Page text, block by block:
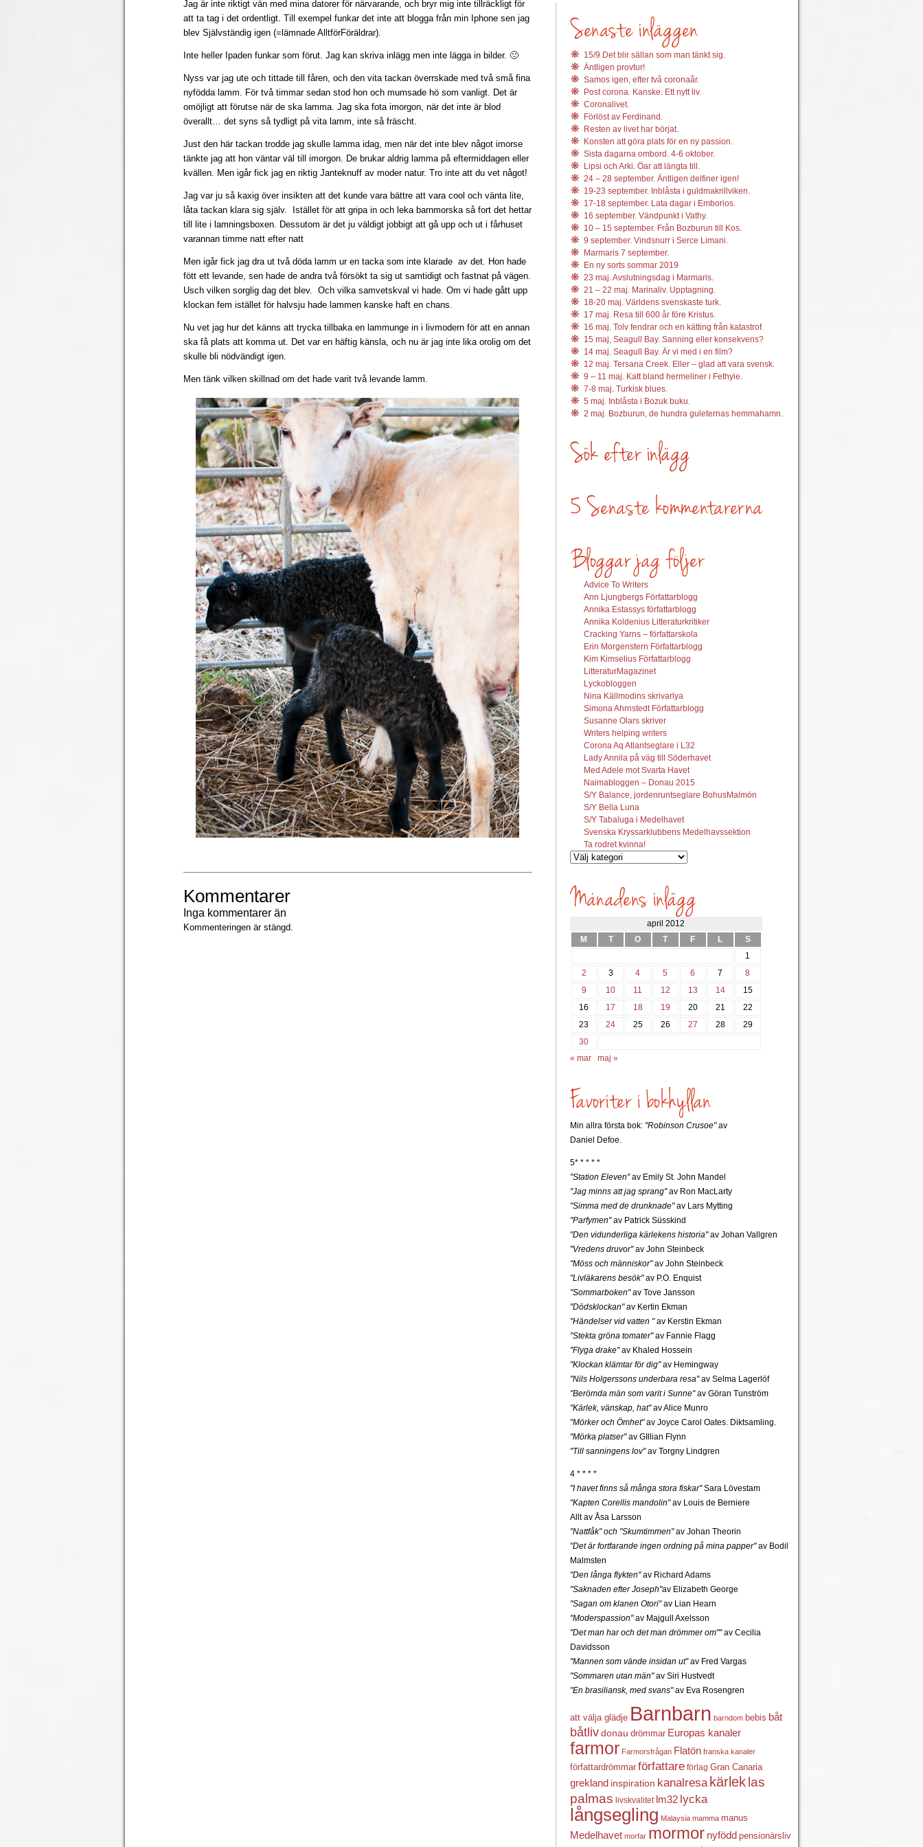
Jag är inte riktigt vän med mina datorer för närvarande, och bryr mig inte tillräckligt för
att ta tag i det ordentligt. Till exempel funkar det inte att blogga från min Iphone sen jag
blev Självständig igen (=lämnade AlltförFöräldrar).
Inte heller Ipaden funkar som förut. Jag kan skriva inlägg men inte lägga in bilder. 🙁
Nyss var jag ute och tittade till fåren, och den vita tackan överrskade med två små fina
nyfödda lamm. För två timmar sedan stod hon och mumsade hö som vanligt. Det är
omöjligt att förutse när de ska lamma. Jag ska fota imorgon, när det inte är blod
överallt… det syns så tydligt på vita lamm, inte så fräscht.
Just den här tackan trodde jag skulle lamma idag, men när det inte blev något imorse
tänkte jag att hon väntar väl till imorgon. De brukar aldrig lamma på eftermiddagen eller
kvällen. Men igår fick jag en riktig Janteknuff av moder natur. Tro inte att du vet något!
Jag var ju så kaxig över insikten att det kunde vara bättre att vara cool och vänta lite,
låta tackan klara sig själv. Istället för att gripa in och leka barnmorska så fort det hettar
till lite i lamningsboxen. Dessutom är det ju väldigt jobbigt att gå upp och ut i fårhuset
varannan timme natt efter natt
Men igår fick jag dra ut två döda lamm ur en tacka som inte klarade av det. Hon hade
fött ett levande, sen hade de andra två försökt ta sig ut samtidigt och fastnat på vägen.
Usch vilken sorglig dag det blev. Och vilka samvetskval vi hade. Om vi hade gått upp
klockan fem istället för halvsju hade lammen kanske haft en chans.
Nu vet jag hur det känns att trycka tillbaka en lammunge in i livmodern för att en annan
ska få plats att komma ut. Det var en häftig känsla, och nu är jag inte lika orolig om det
skulle bli nödvändigt igen.
Men tänk vilken skillnad om det hade varit två levande lamm.
Kommentarer
Inga kommentarer än
Kommenteringen är stängd.
15/9 Det blir sällan som man tänkt sig.
Äntligen provtur!
Samos igen, efter två coronaår.
Post corona. Kanske. Ett nytt liv.
Coronalivet.
Förlöst av Ferdinand.
Resten av livet har börjat.
Konsten att göra plats för en ny passion.
Sista dagarna ombord. 4-6 oktober.
Lipsi och Arki. Öar att längta till.
24 – 28 september. Äntligen delfiner igen!
19-23 september. Inblåsta i guldmakrillviken.
17-18 september. Lata dagar i Emborios.
16 september. Vändpunkt i Vathy.
10 – 15 september. Från Bozburun till Kos.
9 september. Vindsnurr i Serce Limani.
Marmaris 7 september.
En ny sorts sommar 2019
23 maj. Avslutningsdag i Marmaris.
21 – 22 maj. Marinaliv. Upptagning.
18-20 maj. Världens svenskaste turk.
17 maj. Resa till 600 år före Kristus.
16 maj. Tolv fendrar och en kätting från katastrof.
15 maj, Seagull Bay. Sanning eller konsekvens?
14 maj. Seagull Bay. Är vi med i en film?
12 maj. Tersana Creek. Eller – glad att vara svensk.
9 – 11 maj. Katt bland hermeliner i Fethyie.
7-8 maj. Turkisk blues.
5 maj. Inblåsta i Bozuk buku.
2 maj. Bozburun, de hundra guleternas hemmahamn.
Advice To Writers
Ann Ljungbergs Författarblogg
Annika Estassys författarblogg
Annika Koldenius Litteraturkritiker
Cracking Yarns – författarskola
Erin Morgenstern Författarblogg
Kim Kimselius Författarblogg
LitteraturMagazinet
Lyckobloggen
Nina Källmodins skrivarlya
Simona Ahrnstedt Författarblogg
Susanne Olars skriver
Writers helping writers
Corona Aq Atlantseglare i L32
Lady Annila på väg till Söderhavet
Med Adele mot Svarta Havet
Naimabloggen – Donau 2015
S/Y Balance, jordenruntseglare BohusMalmön
S/Y Bella Luna
S/Y Tabaluga i Medelhavet
Svenska Kryssarklubbens Medelhavssektion
Ta rodret kvinna!
Vilka
söks?
april 2012
M
T O T F L
S
1
2
3 4 5 6 7
8
9
10 11 12 13 14
15
16
17 18 19 20 21
22
23
24 25 26 27 28
29
30
« mar
maj »
Min allra första bok: "Robinson Crusoe"av
Daniel Defoe.
5* * * * *
"Station Eleven"av Emily St. John Mandel
"Jag minns att jag sprang"av Ron MacLarty
"Simma med de drunknade"av Lars Mytting
"Parfymen"av Patrick Süsskind
"Den vidunderliga kärlekens historia"av Johan Vallgren
"Vredens druvor"av John Steinbeck
"Möss och människor"av John Steinbeck
"Livläkarens besök"av P.O. Enquist
"Sommarboken"av Tove Jansson
"Dödsklockan"av Kertin Ekman
"Händelser vid vatten "av Kerstin Ekman
"Stekta gröna tomater"av Fannie Flagg
"Flyga drake"av Khaled Hossein
"Klockan klämtar för dig"av Hemingway
"Nils Holgerssons underbara resa"av Selma Lagerlöf
"Berömda män som varit i Sunne"av Göran Tunström
"Kärlek, vänskap, hat"av Alice Munro
"Mörker och Ömhet"av Joyce Carol Oates. Diktsamling.
"Mörka platser"av GIllian Flynn
"Till sanningens lov"av Torgny Lindgren
4 * * * *
"I havet finns så många stora fiskar"Sara Lövestam
"Kapten Corellis mandolin"av Louis de Berniere
Allt av Åsa Larsson
"Nattfåk" och "Skumtimmen"av Johan Theorin
"Det är fortfarande ingen ordning på mina papper"av Bodil
Malmsten
"Den långa flykten"av Richard Adams
"Saknaden efter Joseph"av Elizabeth George
"Sagan om klanen Otori"av Lian Hearn
"Moderspassion"av Majgull Axelsson
"Det man har och det man drömmer om""av Cecilia
Davidsson
"Mannen som vände insidan ut"av Fred Vargas
"Sommaren utan män"av Siri Hustvedt
"En brasiliansk, med svans"av Eva Rosengren
att välja glädje Barnbarn barndom bebis båt
båtliv donau drömmar Europas kanaler
farmor Farmorsfrågan Flatön franska kanaler
författardrömmar författare förlag Gran Canaria
grekland inspiration kanalresa kärlek las
palmas livskvalitet lm32 lycka
långsegling Malaysia mamma manus
Medelhavet morfar mormor nyfödd pensionärsliv